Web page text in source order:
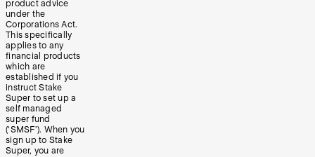
product advice
under the
Corporations Act.
This specifically
applies to any
financial products
which are
established if you
instruct Stake
Super to set up a
self managed
super fund
(‘SMSF’). When you
sign up to Stake
Super, you are